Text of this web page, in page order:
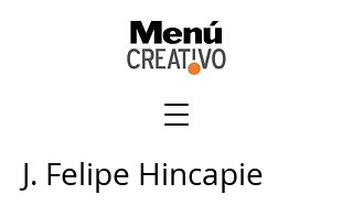
J. Felipe Hincapie